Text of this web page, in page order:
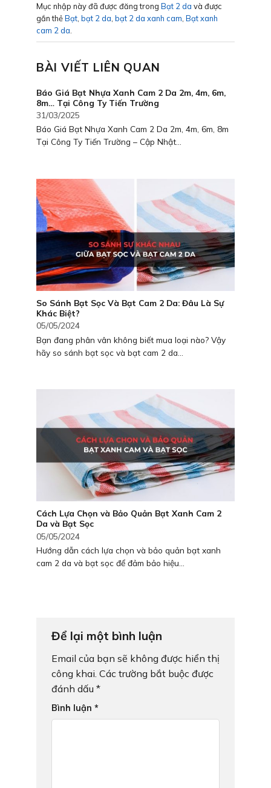
Mục nhập này đã được đăng trong Bạt 2 da và được
gắn thẻBạt, bạt 2 da, bạt 2 da xanh cam, Bạt xanh
cam 2 da.
BÀI VIẾT LIÊN QUAN
Báo Giá Bạt Nhựa Xanh Cam 2 Da 2m, 4m, 6m,
8m… Tại Công Ty Tiến Trường
31/03/2025
Báo Giá Bạt Nhựa Xanh Cam 2 Da 2m, 4m, 6m, 8m
Tại Công Ty Tiến Trường – Cập Nhật...
So Sánh Bạt Sọc Và Bạt Cam 2 Da: Đâu Là Sự
Khác Biệt?
05/05/2024
Bạn đang phân vân không biết mua loại nào? Vậy
hãy so sánh bạt sọc và bạt cam 2 da...
Cách Lựa Chọn và Bảo Quản Bạt Xanh Cam 2
Da và Bạt Sọc
05/05/2024
Hướng dẫn cách lựa chọn và bảo quản bạt xanh
cam 2 da và bạt sọc để đảm bảo hiệu...
Để lại một bình luận
Email của bạn sẽ không được hiển thị
công khai. Các trường bắt buộc được
đánh dấu *
Bình luận *